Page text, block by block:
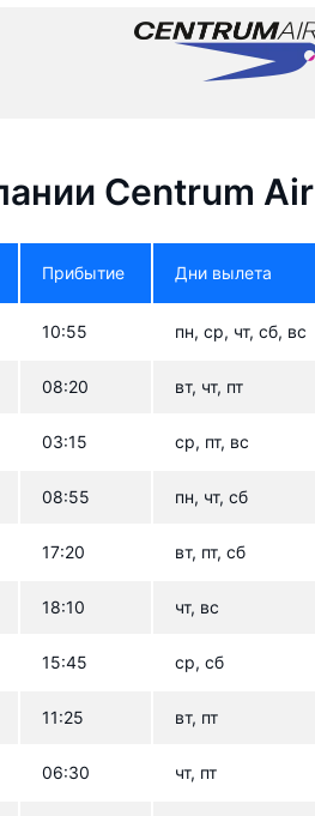
Centrum Air
Прибытие Дни вылета
10:55 пн, ср, чт, сб, вс
08:20 вт, чт, пт
03:15 ср, пт, вс
08:55 пн, чт, сб
17:20 вт, пт, сб
18:10 чт, вс
15:45 ср, сб
11:25 вт, пт
06:30 чт, пт